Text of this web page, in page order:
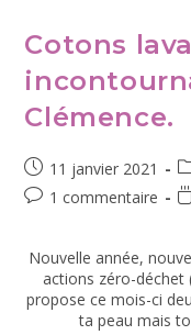
Cotons
Clémence.
11 janvier 2021
1 commentaire
Nouvelle année,
actions zéro-déchet
propose ce mois-ci
ta peau mais